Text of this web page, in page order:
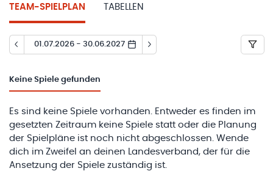
TEAM-SPIELPLAN TABELLEN
01.07.2026 - 30.06.2027
Keine Spiele gefunden
Es sind keine Spiele vorhanden. Entweder es finden im
gesetzten Zeitraum keine Spiele statt oder die Planung
der Spielpläne ist noch nicht abgeschlossen. Wende
dich im Zweifel an deinen Landesverband, der für die
Ansetzung der Spiele zuständig ist.